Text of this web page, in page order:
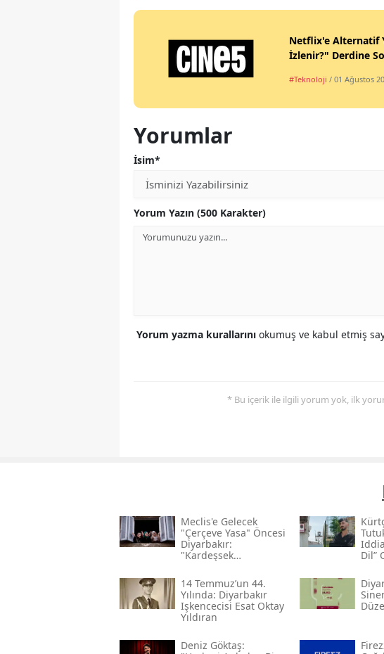
Netflix'e Alternatif
İzlenir?" Derdine
#Teknoloji / 01 Ağustos
Yorumlar
İsim*
Yorum Yazın (500 Karakter)
Yorum yazma kurallarını okumuş ve kabul etmiş
* Bu içerik ile ilgili yorum yok, ilk
Meclis'e Gelecek
"çerçeve Yasa" Öncesi
Diyarbakır:
"kardeşsek
Dil”
14 Temmuz’un 44.
Yılında: Diyarbakır
Işkencecisi Esat Oktay
Yıldıran
Deniz Göktaş: